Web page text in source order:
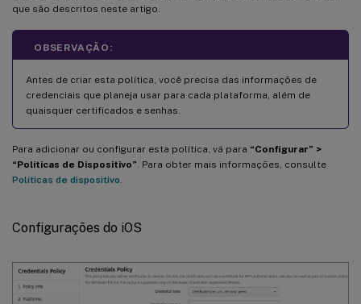
que são descritos neste artigo.
OBSERVAÇÃO:
Antes de criar esta política, você precisa das informações de
credenciais que planeja usar para cada plataforma, além de
quaisquer certificados e senhas.
Para adicionar ou configurar esta política, vá para “Configurar” >
“Políticas de Dispositivo” . Para obter mais informações, consulte
Políticas de dispositivo
Configurações do iOS